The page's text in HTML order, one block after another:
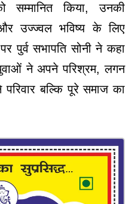
सम्मानित किया, उनकी
उज्ज्वल भविष्य के लिए
पुर्व सभापति सोनी ने कहा
ने अपने परिश्रम, लगन
बल्कि पूरे समाज का